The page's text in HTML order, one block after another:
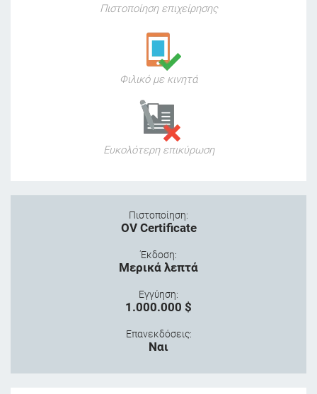
Πιστοποίηση επιχείρησης
Φιλικό με κινητά
Ευκολότερη επικύρωση
Πιστοποίηση:
OV Certificate
Έκδοση:
Μερικά λεπτά
Εγγύηση:
1.000.000 $
Επανεκδόσεις:
Ναι